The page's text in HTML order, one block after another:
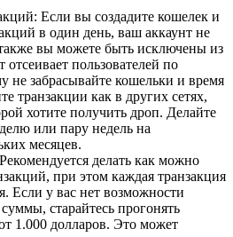
Если вы создадите кошелек и
в один день, ваш аккаунт не
вы можете быть исключены из
отсеивает пользователей по
не забрасывайте кошельки и время
транзакции как в других сетях,
хотите получить дроп. Делайте
или пару недель на
месяцев.
делать как можно
при этом каждая транзакция
Если у вас нет возможности
старайтесь прогонять
1.000 долларов. Это может